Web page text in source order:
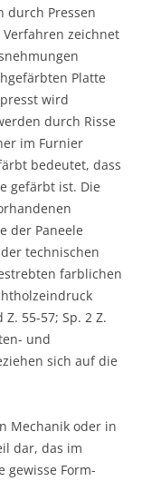
durch Pressen
Verfahren zeichnet
Platte
wird
durch Risse
im Furnier
bedeutet, dass
gefärbt ist. Die
der Paneele
technischen
farblichen
55-57; Sp. 2 Z.
und
sich auf die
Mechanik oder in
dar, das im
gewisse Form-